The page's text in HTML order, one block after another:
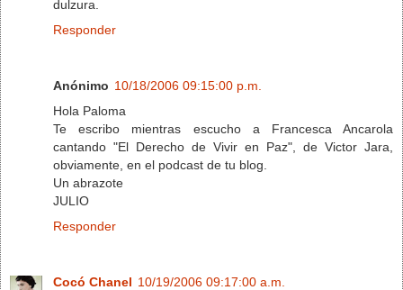
dulzura.
Responder
Anónimo 10/18/2006 09:15:00 p.m.
Hola Paloma
Te escribo mientras escucho a Francesca Ancarola
cantando "El Derecho de Vivir en Paz", de Victor Jara,
obviamente, en el podcast de tu blog.
Un abrazote
JULIO
Responder
Cocó Chanel 10/19/2006 09:17:00 a.m.